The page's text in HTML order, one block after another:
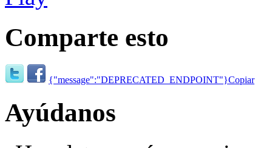
Comparte esto
{"message":"DEPRECATED_ENDPOINT"}Copiar
Ayúdanos